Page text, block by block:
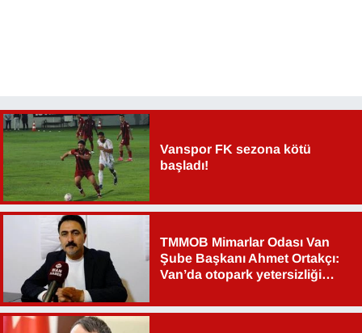
Vanspor FK sezona kötü
başladı!
TMMOB Mimarlar Odası Van
Şube Başkanı Ahmet Ortakçı:
Van’da otopark yetersizliği